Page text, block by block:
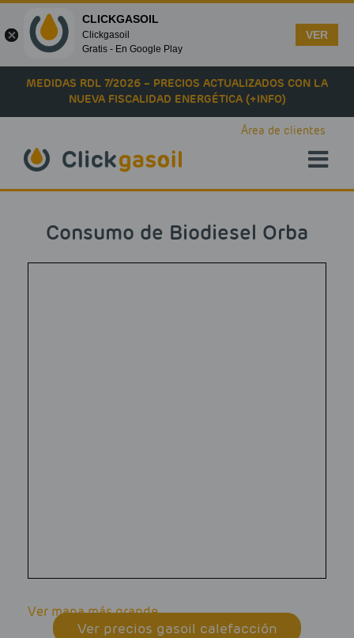
Skip to main content
MEDIDAS RDL 7/2026 – PRECIOS ACTUALIZADOS CON LA
NUEVA FISCALIDAD ENERGÉTICA (+INFO)
Área de clientes
Consumo de Biodiesel Orba
Ver mapa más grande
Ver precios gasoil calefacción
CLICKGASOIL
Clickgasoil
Gratis - En Google Play
VER